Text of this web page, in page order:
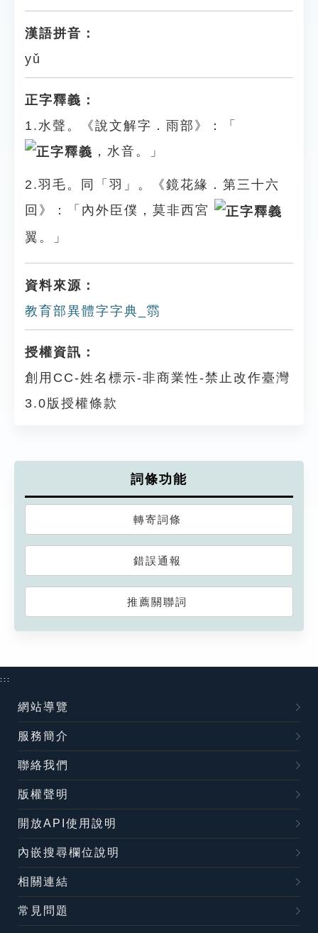
漢語拼音：
yǔ
正字釋義：
1.水聲。《說文解字．雨部》：「
，水音。」
2.羽毛。同「羽」。《鏡花緣．第三十六
回》：「內外臣僕，莫非西宮
翼。」
資料來源：
教育部異體字字典_䨒
授權資訊：
創用CC-姓名標示-非商業性-禁止改作臺灣
3.0版授權條款
詞條功能
轉寄詞條
錯誤通報
推薦關聯詞
:::
網站導覽
服務簡介
聯絡我們
版權聲明
開放API使用說明
內嵌搜尋欄位說明
相關連結
常見問題